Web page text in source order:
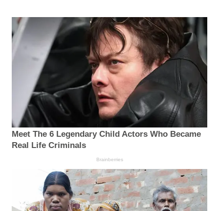
Meet The 6 Legendary Child Actors Who Became
Real Life Criminals
Brainberries